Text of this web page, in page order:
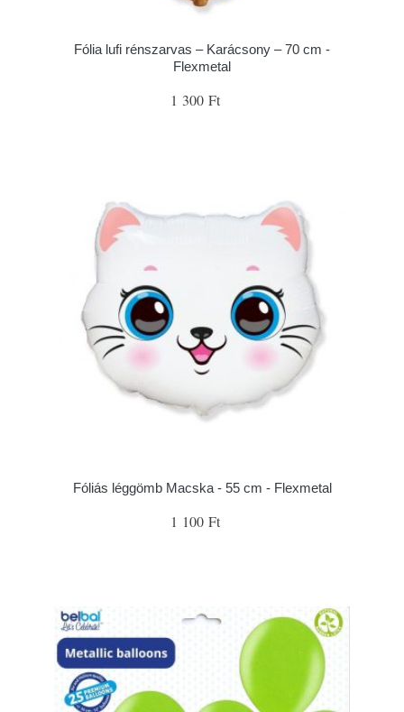
Fólia lufi rénszarvas – Karácsony – 70 cm -
Flexmetal
1 300 Ft
Fóliás léggömb Macska - 55 cm - Flexmetal
1 100 Ft